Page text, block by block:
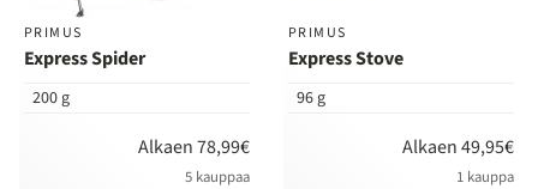
PRIMUS
Express Spider
200 g
Alkaen 78,99€
5 kauppaa
PRIMUS
Express Stove
96 g
Alkaen 49,95€
1 kauppa